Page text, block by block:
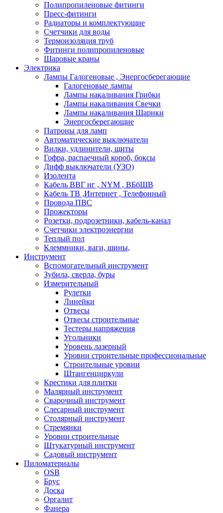
Полипропиленовые фитинги
Пресс-фитинги
Радиаторы и комплектующие
Счетчики для воды
Термоизоляция труб
Фитинги полипропиленовые
Шаровые краны
Электрика
Лампы Галогеновые , Энергосберегающие
Галогеновые лампы
Лампы накаливания Грибки
Лампы накаливания Свечки
Лампы накаливания Шарики
Энергосберегающие
Патроны для ламп
Автоматические выключатели
Вилки, удлинители, щиты
Гофра, распаечный короб, боксы
Дифф выключатели (УЗО)
Изолента
Кабель ВВГ нг , NYM , ВБбШВ
Кабель ТВ ,Интернет , Телефонный
Провода ПВС
Прожекторы
Розетки, подрозетники, кабель-канал
Счетчики электроэнергии
Теплый пол
Клеммники, ваги, шины,
Инструмент
Вспомогательный инструмент
Зубила, сверла, буры
Измерительный
Рулетки
Линейки
Отвесы
Отвесы строительные
Тестеры напряжения
Угольники
Уровень лазерный
Уровни строительные профессиональные
Строительные уровни
Штангенциркули
Крестики для плитки
Малярный инструмент
Сварочный инструмент
Слесарный инструмент
Столярный инструмент
Стремянки
Уровни строительные
Штукатурный инструмент
Садовый инструмент
Пиломатериалы
OSB
Брус
Доска
Оргалит
Фанера